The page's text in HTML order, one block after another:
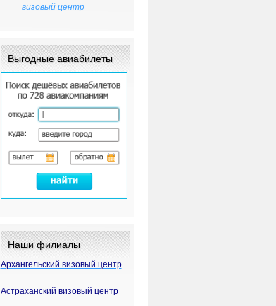
визовый центр
Выгодные авиабилеты
Наши филиалы
Архангельский визовый центр
Астраханский визовый центр